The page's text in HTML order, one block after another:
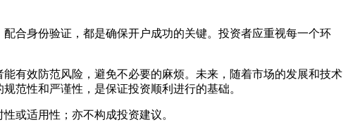
合身份验证，都是确保开户成功的关键。投资者应重视每一个环
有效防范风险，避免不必要的麻烦。未来，随着市场的发展和技术
范性和严谨性，是保证投资顺利进行的基础。
或适用性；亦不构成投资建议。